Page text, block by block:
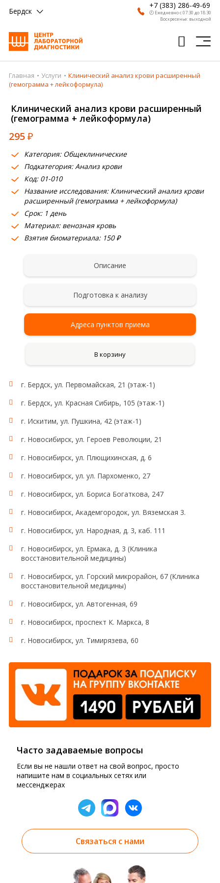
Бердск
+7 (383) 286-49-69
🕗 Ежедневно с 07:30 до 18:30
Воскресенье: выходной
Главная
Врачи
Получить результат
Пациентам
О компании
Где сдать
Партнерам
Главная Услуги
Клинический анализ крови расширенный
(гемограмма + лейкоформула)
Клинический анализ крови расширенный
(гемограмма + лейкоформула)
295₽
Категория: Общеклинические
Подкатегория: Анализ крови
Код: 01-010
Название исследования: Клинический анализ крови
расширенный (гемограмма + лейкоформула)
Срок: 1 день
Материал: венозная кровь
Взятия биоматериала: 150 ₽
Описание
Подготовка к анализу
Адреса пунктов приема
В корзину
г. Бердск, ул. Первомайская, 21 (этаж-1)
г. Бердск, ул. Красная Сибирь, 105 (этаж-1)
г. Искитим, ул. Пушкина, 42 (этаж-1)
г. Новосибирск, ул. Героев Революции, 21
г. Новосибирск, ул. Плющихинская, д. 6
г. Новосибирск, ул. ул. Пархоменко, 27
г. Новосибирск, ул. Бориса Богаткова, 247
г. Новосибирск, Академгородок, ул. Вяземская 3.
г. Новосибирск, ул. Народная, д. 3, каб. 111
г. Новосибирск, ул. Ермака, д. 3 (Клиника
восстановительной медицины)
г. Новосибирск, ул. Горский микрорайон, 67 (Клиника
восстановительной медицины)
г. Новосибирск, ул. Автогенная, 69
г. Новосибирск, проспект К. Маркса, 8
г. Новосибирск, ул. Тимирязева, 60
Часто задаваемые вопросы
Если вы не нашли ответ на свой вопрос, просто
напишите нам в социальных сетях или
мессенджерах
Связаться с нами